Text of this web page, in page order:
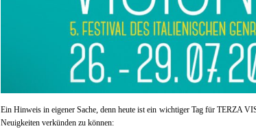
Ein Hinweis in eigener Sache, denn heute ist ein wichtiger Tag für TERZA
Neuigkeiten verkünden zu können: